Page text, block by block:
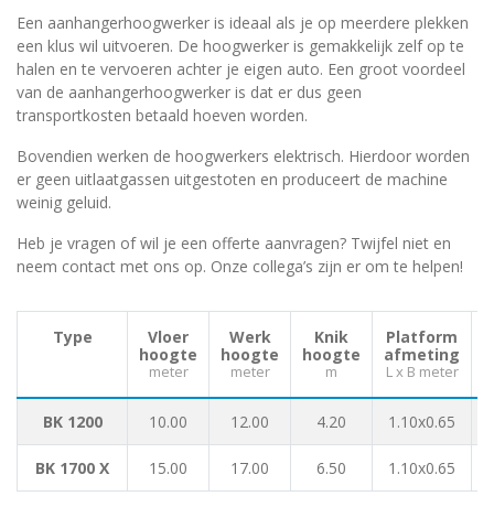
Een aanhangerhoogwerker is ideaal als je op meerdere plekken
een klus wil uitvoeren. De hoogwerker is gemakkelijk zelf op te
halen en te vervoeren achter je eigen auto. Een groot voordeel
van de aanhangerhoogwerker is dat er dus geen
transportkosten betaald hoeven worden.
Bovendien werken de hoogwerkers elektrisch. Hierdoor worden
er geen uitlaatgassen uitgestoten en produceert de machine
weinig geluid.
Heb je vragen of wil je een offerte aanvragen? Twijfel niet en
neem contact met ons op. Onze collega’s zijn er om te helpen!
Type
Vloer
hoogte
meter
Werk
hoogte
meter
Knik
hoogte
m
Platform
afmeting
L x B meter
BK 1200 10.00 12.00 4.20 1.10x0.65
BK 1700 X 15.00 17.00 6.50 1.10x0.65